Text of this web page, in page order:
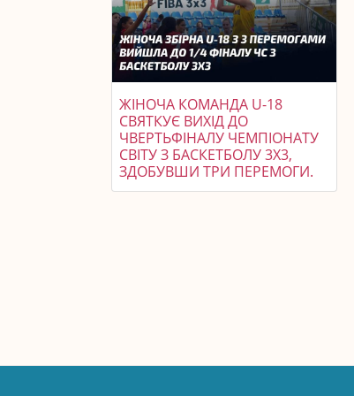
ЖІНОЧА КОМАНДА U-18
СВЯТКУЄ ВИХІД ДО
ЧВЕРТЬФІНАЛУ ЧЕМПІОНАТУ
СВІТУ З БАСКЕТБОЛУ 3X3,
ЗДОБУВШИ ТРИ ПЕРЕМОГИ.